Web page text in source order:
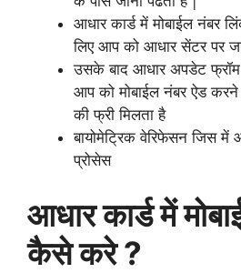
आधार कार्ड में मोबाईल नंबर
लिए आप को आधार सेंटर पर
उसके बाद आधार अपडेट
आप को मोबाईल नंबर ऐड करने
की फ्री मिलता है
बायोमेट्रिक वेरिफेसन जिस
प्रोसेस
आधार कार्ड में
कैसे करे ?